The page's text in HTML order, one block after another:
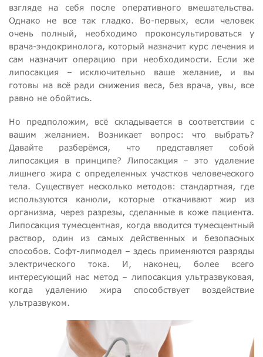
взгляде на себя после оперативного вмешательства.
Однако не все так гладко. Во-первых, если человек
очень полный, необходимо проконсультироваться у
врача-эндокринолога, который назначит курс лечения и
сам назначит операцию при необходимости. Если же
липосакция – исключительно ваше желание, и вы
готовы на всё ради снижения веса, без врача, увы, все
равно не обойтись.
Но предположим, всё складывается в соответствии с
вашим желанием. Возникает вопрос: что выбрать?
Давайте разберёмся, что представляет собой
липосакция в принципе? Липосакция – это удаление
лишнего жира с определенных участков человеческого
тела. Существует несколько методов: стандартная, где
используются канюли, которые откачивают жир из
организма, через разрезы, сделанные в коже пациента.
Липосакция тумесцентная, когда вводится тумесцентный
раствор, один из самых действенных и безопасных
способов. Софт-липмодел – здесь применяются разряды
электрического тока. И, наконец, более всего
интересующий нас метод – липосакция ультразвуковая,
когда удалению жира способствует воздействие
ультразвуком.